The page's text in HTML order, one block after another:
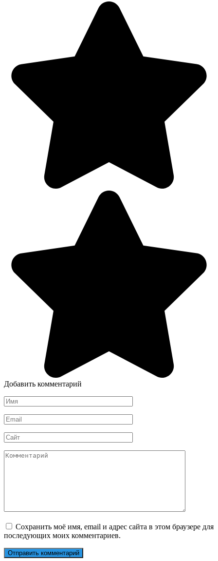
Добавить комментарий
Имя
*
Email
*
Сайт
Комментарий
Сохранить моё имя, email и адрес сайта в этом браузере для
последующих моих комментариев.